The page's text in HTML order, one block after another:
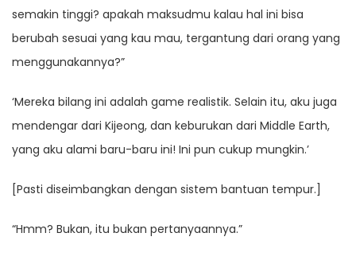
semakin tinggi? apakah maksudmu kalau hal ini bisa
berubah sesuai yang kau mau, tergantung dari orang yang
menggunakannya?”
‘Mereka bilang ini adalah game realistik. Selain itu, aku juga
mendengar dari Kijeong, dan keburukan dari Middle Earth,
yang aku alami baru-baru ini! Ini pun cukup mungkin.’
[Pasti diseimbangkan dengan sistem bantuan tempur.]
“Hmm? Bukan, itu bukan pertanyaannya.”